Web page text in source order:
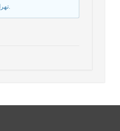
تهران، دوره 23، ش۹۲ و ۹۳.